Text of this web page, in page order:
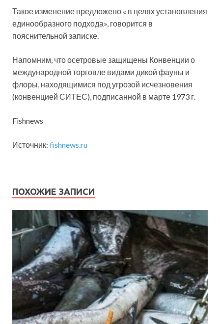
Такое изменение предложено « в целях установления
единообразного подхода», говорится в
пояснительной записке.
Напомним, что осетровые защищены Конвенции о
международной торговле видами дикой фауны и
флоры, находящимися под угрозой исчезновения
(конвенцией СИТЕС), подписанной в марте 1973 г.
Fishnews
Источник: fishnews.ru
ПОХОЖИЕ ЗАПИСИ